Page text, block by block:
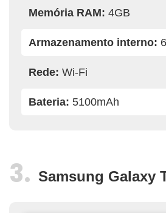
Memória RAM: 4GB
Armazenamento interno:
Rede: Wi-Fi
Bateria: 5100mAh
Samsung Galaxy